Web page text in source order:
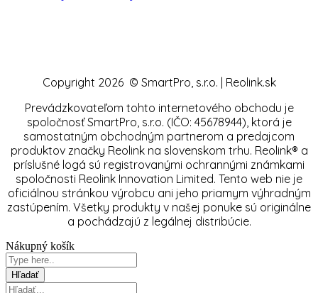
Copyright 2026 © SmartPro, s.r.o. | Reolink.sk
Prevádzkovateľom tohto internetového obchodu je
spoločnosť SmartPro, s.r.o. (IČO: 45678944), ktorá je
samostatným obchodným partnerom a predajcom
produktov značky Reolink na slovenskom trhu. Reolink® a
príslušné logá sú registrovanými ochrannými známkami
spoločnosti Reolink Innovation Limited. Tento web nie je
oficiálnou stránkou výrobcu ani jeho priamym výhradným
zastúpením. Všetky produkty v našej ponuke sú originálne
a pochádzajú z legálnej distribúcie.
Nákupný košík